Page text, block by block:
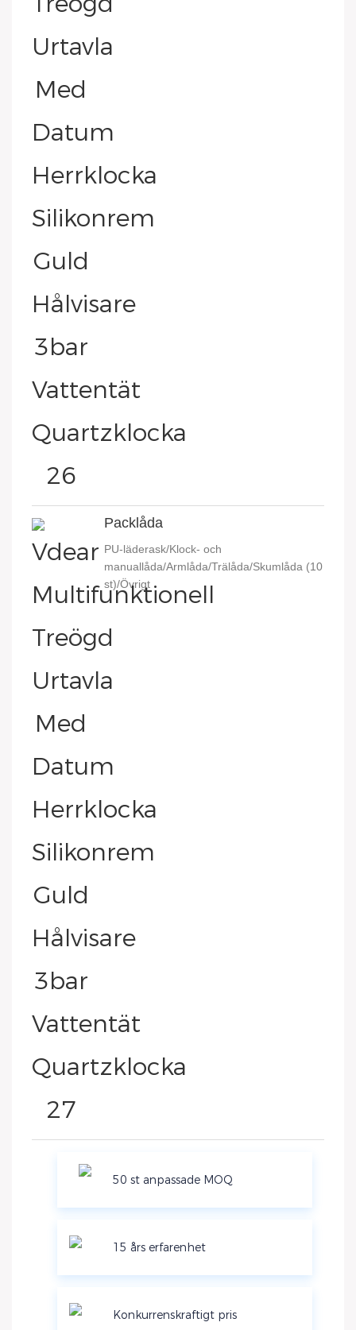
Packlåda
PU-läderask/Klock- och
manuallåda/Armlåda/Trälåda/Skumlåda (10
st)/Övrigt
50 st anpassade MOQ
15 års erfarenhet
Konkurrenskraftigt pris